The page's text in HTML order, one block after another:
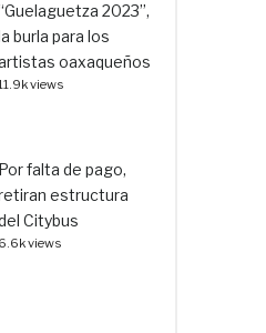
2023”,
burla para los
oaxaqueños
views
Por falta de pago,
estructura
Citybus
6.6k views